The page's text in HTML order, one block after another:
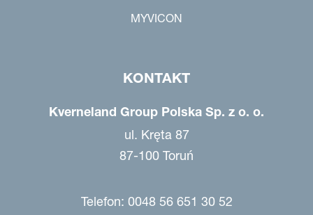
MYVICON
KONTAKT
Kverneland Group Polska Sp. z o. o.
ul. Kręta 87
87-100 Toruń
Telefon: 0048 56 651 30 52